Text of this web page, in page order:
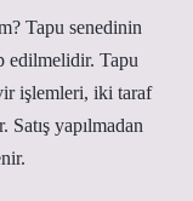
Tapu senedinin
edilmelidir. Tapu
işlemleri, iki taraf
Satış yapılmadan